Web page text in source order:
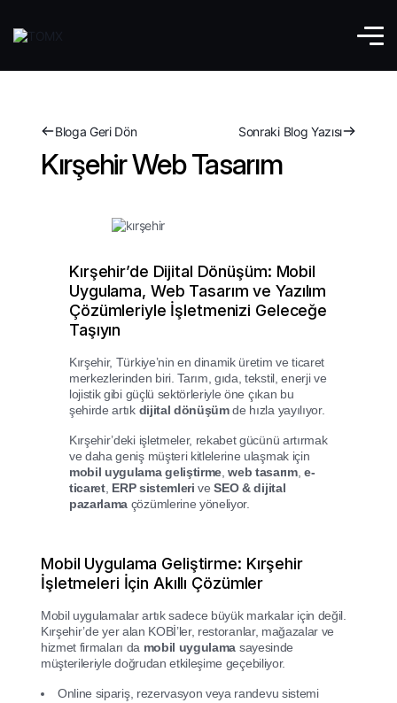
Bloga Geri Dön Sonraki Blog Yazısı
Kırşehir Web Tasarım
Kırşehir’de Dijital Dönüşüm: Mobil
Uygulama, Web Tasarım ve Yazılım
Çözümleriyle İşletmenizi Geleceğe
Taşıyın
Kırşehir, Türkiye’nin en dinamik üretim ve ticaret
merkezlerinden biri. Tarım, gıda, tekstil, enerji ve
lojistik gibi güçlü sektörleriyle öne çıkan bu
şehirde artık dijital dönüşümde hızla yayılıyor.
Kırşehir’deki işletmeler, rekabet gücünü artırmak
ve daha geniş müşteri kitlelerine ulaşmak için
mobil uygulama geliştirme ,web tasarım,e-
ticaret, ERP sistemleri veSEO & dijital
pazarlama çözümlerine yöneliyor.
Mobil Uygulama Geliştirme: Kırşehir
İşletmeleri İçin Akıllı Çözümler
Mobil uygulamalar artık sadece büyük markalar için değil.
Kırşehir’de yer alan KOBİ’ler, restoranlar, mağazalar ve
hizmet firmaları da mobil uygulama sayesinde
müşterileriyle doğrudan etkileşime geçebiliyor.
Online sipariş, rezervasyon veya randevu sistemi